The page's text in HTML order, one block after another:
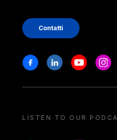
Contatti
Stay in touch
FacebookLinkedinYoutube
LISTEN TO OUR